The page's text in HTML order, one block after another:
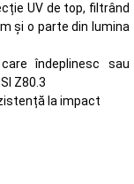
UV de top, filtrând
și o parte din lumina
îndeplinesc sau
Z80.3
la impact